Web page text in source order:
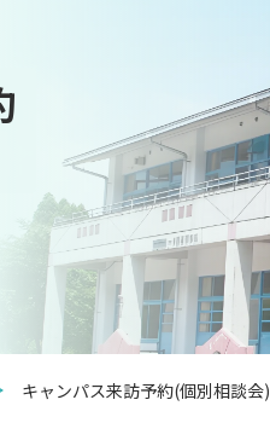
キャンパス来訪予約(個別相談会)